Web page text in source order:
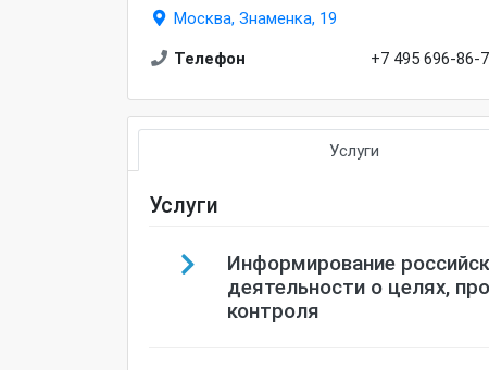
Москва, Знаменка, 19
Телефон
+7 495 696-86-
Услуги
Услуги
Информирование
деятельности о целях,
контроля